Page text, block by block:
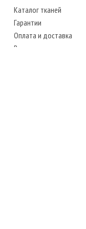
Каталог тканей
Гарантии
Оплата и доставка
Возврат товара